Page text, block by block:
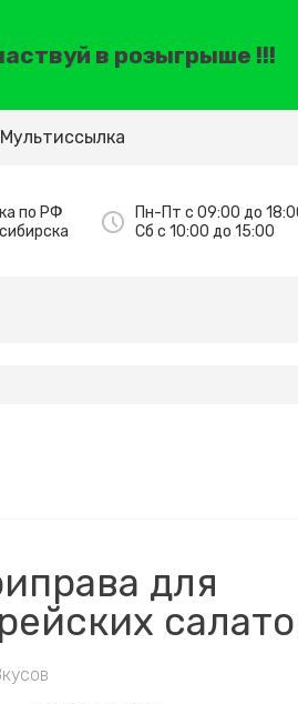
в розыгрыше !!!
Мультиссылка
по РФ
Пн-Пт с 09:00 до
Сб с 10:00 до 15:00
для